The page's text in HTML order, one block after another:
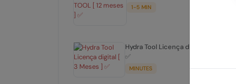
1-5 MIN
Hydra Tool Licença digital [ 3 Meses ]
✅
MINUTES